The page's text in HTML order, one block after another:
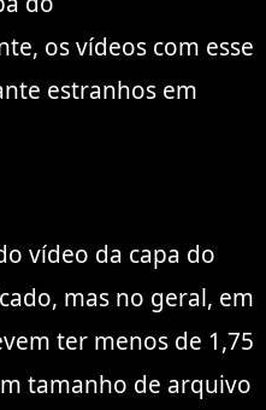
os vídeos com esse
estranhos em
vídeo da capa do
mas no geral, em
ter menos de 1,75
tamanho de arquivo